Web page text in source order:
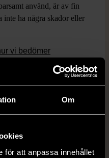
Om
för att anpassa innehållet
använd, är av fin
inte ha några skador eller
vi bedömer